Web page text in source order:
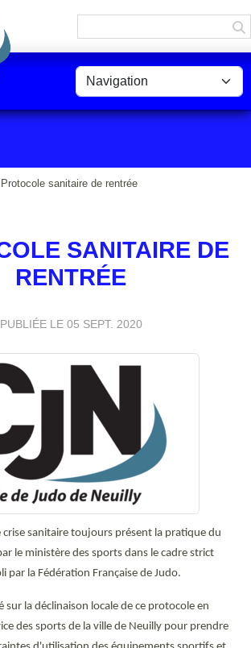
Protocole sanitaire de rentrée
SANITAIRE DE
RENTRÉE
PUBLIÉE LE 05 SEPT. 2020
crise sanitaire toujours présent la pratique du
le ministère des sports dans le cadre strict
par la Fédération Française de Judo.
sur la déclinaison locale de ce protocole en
des sports de la ville de Neuilly pour prendre
des cookies